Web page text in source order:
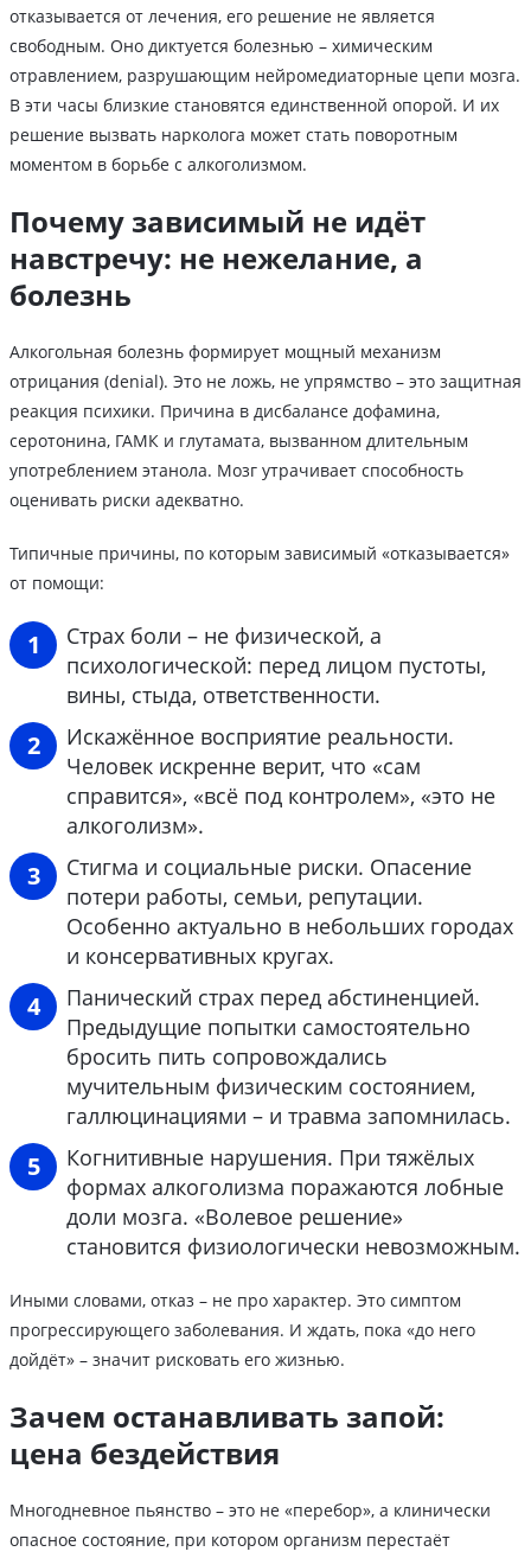
отказывается от лечения, его решение не является
свободным. Оно диктуется болезнью – химическим
отравлением, разрушающим нейромедиаторные цепи мозга.
В эти часы близкие становятся единственной опорой. И их
решение вызвать нарколога может стать поворотным
моментом в борьбе с алкоголизмом.
Почему зависимый не идёт
навстречу: не нежелание, а
болезнь
Алкогольная болезнь формирует мощный механизм
отрицания (denial). Это не ложь, не упрямство – это защитная
реакция психики. Причина в дисбалансе дофамина,
серотонина, ГАМК и глутамата, вызванном длительным
употреблением этанола. Мозг утрачивает способность
оценивать риски адекватно.
Типичные причины, по которым зависимый «отказывается»
от помощи:
Страх боли – не физической, а
психологической: перед лицом пустоты,
вины, стыда, ответственности.
Искажённое восприятие реальности.
Человек искренне верит, что «сам
справится», «всё под контролем», «это не
алкоголизм».
Стигма и социальные риски. Опасение
потери работы, семьи, репутации.
Особенно актуально в небольших городах
и консервативных кругах.
Панический страх перед абстиненцией.
Предыдущие попытки самостоятельно
бросить пить сопровождались
мучительным физическим состоянием,
галлюцинациями – и травма запомнилась.
Когнитивные нарушения. При тяжёлых
формах алкоголизма поражаются лобные
доли мозга. «Волевое решение»
становится физиологически невозможным.
Иными словами, отказ – не про характер. Это симптом
прогрессирующего заболевания. И ждать, пока «до него
дойдёт» – значит рисковать его жизнью.
Зачем останавливать запой:
цена бездействия
Многодневное пьянство – это не «перебор», а клинически
опасное состояние, при котором организм перестаёт